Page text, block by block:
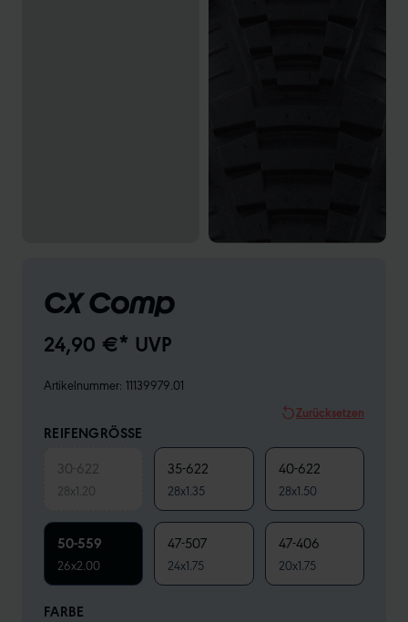
CX Comp
24,90 €* UVP
Artikelnummer: 11139979.01
Zurücksetzen
REIFENGRÖSSE
30-622
28x1.20
35-622
28x1.35
40-622
28x1.50
50-559
26x2.00
47-507
24x1.75
47-406
20x1.75
FARBE